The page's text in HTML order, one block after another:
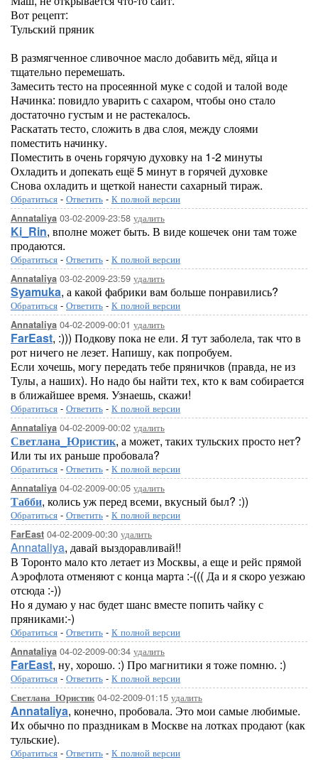
Вот рецепт:
Тульский пряник
В размягченное сливочное масло добавить мёд, яйца и
тщательно перемешать.
Замесить тесто на просеянной муке с содой и талой воде
Начинка: повидло уварить с сахаром, чтобы оно стало
достаточно густым и не растекалось.
Раскатать тесто, сложить в два слоя, между слоями
поместить начинку.
Поместить в очень горячую духовку на 1-2 минуты
Охладить и допекать ещё 5 минут в горячей духовке
Снова охладить и щеткой нанести сахарный тираж.
Обратиться - Ответить - К полной версии
Annataliya 03-02-2009-23:58 удалить
Ki_Rin, вполне может быть. В виде кошечек они там тоже
продаются.
Обратиться - Ответить - К полной версии
Annataliya 03-02-2009-23:59 удалить
Syamuka, а какой фабрики вам больше понравились?
Обратиться - Ответить - К полной версии
Annataliya 04-02-2009-00:01 удалить
FarEast, :))) Подкову пока не ели. Я тут заболела, так что в
рот ничего не лезет. Напишу, как попробуем.
Если хочешь, могу передать тебе пряничков (правда, не из
Тулы, а наших). Но надо бы найти тех, кто к вам собирается
в ближайшее время. Узнаешь, скажи!
Обратиться - Ответить - К полной версии
Annataliya 04-02-2009-00:02 удалить
Светлана_Юристик, а может, таких тульских просто нет?
Или ты их раньше пробовала?
Обратиться - Ответить - К полной версии
Annataliya 04-02-2009-00:05 удалить
Табби, колись уж перед всеми, вкусный был? :))
Обратиться - Ответить - К полной версии
FarEast 04-02-2009-00:30 удалить
Annataliya, давай выздоравливай!!
В Торонто мало кто летает из Москвы, а еще и рейс прямой
Аэрофлота отменяют с конца марта :-((( Да и я скоро уезжаю
отсюда :-))
Но я думаю у нас будет шанс вместе попить чайку с
пряниками:-)
Обратиться - Ответить - К полной версии
Annataliya 04-02-2009-00:34 удалить
FarEast, ну, хорошо. :) Про магнитики я тоже помню. :)
Обратиться - Ответить - К полной версии
Светлана_Юристик04-02-2009-01:15 удалить
Annataliya, конечно, пробовала. Это мои самые любимые.
Их обычно по праздникам в Москве на лотках продают (как
тульские).
Обратиться - Ответить - К полной версии